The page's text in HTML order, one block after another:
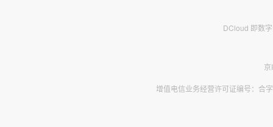
DCloud 即数
增值电信业务经营许可证编号：合